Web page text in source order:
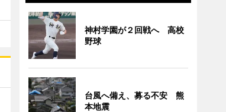
神村学園が２回戦へ 高校
野球
台風へ備え、募る不安 熊
本地震